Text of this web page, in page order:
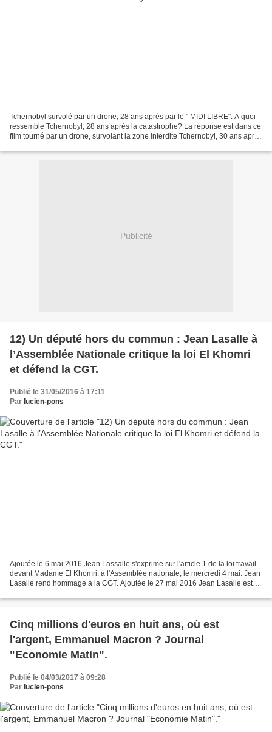
Tchernobyl survolé par un drone, 28 ans après par le " MIDI LIBRE". A quoi
ressemble Tchernobyl, 28 ans après la catastrophe? La réponse est dans ce
film tourné par un drone, survolant la zone interdite Tchernobyl, 30 ans après
Publicité
12) Un député hors du commun : Jean Lasalle à
l’Assemblée Nationale critique la loi El Khomri
et défend la CGT.
Publié le 31/05/2016 à 17:11
Par lucien-pons
Ajoutée le 6 mai 2016 Jean Lassalle s'exprime sur l'article 1 de la loi travail
devant Madame El Khomri, à l'Assemblée nationale, le mercredi 4 mai. Jean
Lasalle rend hommage à la CGT. Ajoutée le 27 mai 2016 Jean Lasalle est
Cinq millions d'euros en huit ans, où est
l'argent, Emmanuel Macron ? Journal
"Economie Matin".
Publié le 04/03/2017 à 09:28
Par lucien-pons